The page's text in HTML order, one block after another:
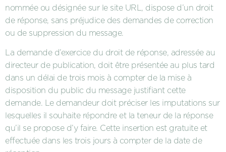
nommée ou désignée sur le site URL, dispose d’un droit
de réponse, sans préjudice des demandes de correction
ou de suppression du message.
La demande d’exercice du droit de réponse, adressée au
directeur de publication, doit être présentée au plus tard
dans un délai de trois mois à compter de la mise à
disposition du public du message justifiant cette
demande. Le demandeur doit préciser les imputations sur
lesquelles il souhaite répondre et la teneur de la réponse
qu’il se propose d’y faire. Cette insertion est gratuite et
effectuée dans les trois jours à compter de la date de